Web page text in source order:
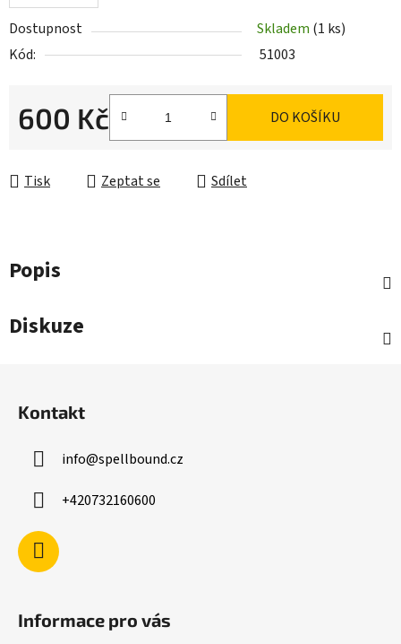
Dostupnost Skladem (1 ks)
Kód:
51003
600 Kč DO KOŠÍKU
Tisk Zeptat se Sdílet
Popis
Diskuze
Kontakt
info@spellbound.cz
+420732160600
Informace pro vás